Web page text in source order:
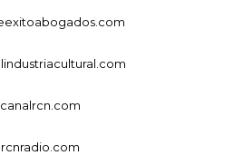
canalrcn.com
rcnradio.com